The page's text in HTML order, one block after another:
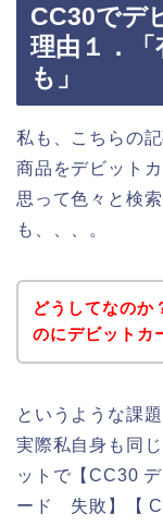
CC30でデ
理由１．
も」
私も、こちらの
商品をデビット
思って色々と検
も、、、。
どうしてなのか
のにデビットカ
というような課
実際私自身も同
ットで【CC30
ード 失敗】【